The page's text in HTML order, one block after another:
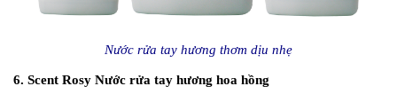
Nước rửa tay hương thơm dịu nhẹ
6. Scent Rosy Nước rửa tay hương hoa hồng